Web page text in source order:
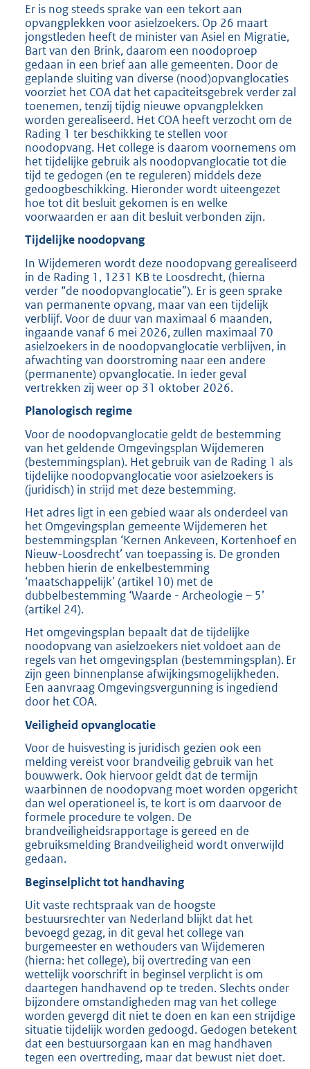
:
2
2
K
b
Er is nog steeds sprake van een tekort aan
opvangplekken voor asielzoekers. Op 26 maart
jongstleden heeft de minister van Asiel en Migratie,
Bart van den Brink, daarom een noodoproep
gedaan in een brief aan alle gemeenten. Door de
geplande sluiting van diverse (nood)opvanglocaties
voorziet het COA dat het capaciteitsgebrek verder zal
toenemen, tenzij tijdig nieuwe opvangplekken
worden gerealiseerd. Het COA heeft verzocht om de
Rading 1 ter beschikking te stellen voor
noodopvang. Het college is daarom voornemens om
het tijdelijke gebruik als noodopvanglocatie tot die
tijd te gedogen (en te reguleren) middels deze
gedoogbeschikking. Hieronder wordt uiteengezet
hoe tot dit besluit gekomen is en welke
voorwaarden er aan dit besluit verbonden zijn.
Tijdelijke noodopvang
In Wijdemeren wordt deze noodopvang gerealiseerd
in de Rading 1, 1231 KB te Loosdrecht, (hierna
verder “de noodopvanglocatie”). Er is geen sprake
van permanente opvang, maar van een tijdelijk
verblijf. Voor de duur van maximaal 6 maanden,
ingaande vanaf 6 mei 2026, zullen maximaal 70
asielzoekers in de noodopvanglocatie verblijven, in
afwachting van doorstroming naar een andere
(permanente) opvanglocatie. In ieder geval
vertrekken zij weer op 31 oktober 2026.
Planologisch regime
Voor de noodopvanglocatie geldt de bestemming
van het geldende Omgevingsplan Wijdemeren
(bestemmingsplan). Het gebruik van de Rading 1 als
tijdelijke noodopvanglocatie voor asielzoekers is
(juridisch) in strijd met deze bestemming.
Het adres ligt in een gebied waar als onderdeel van
het Omgevingsplan gemeente Wijdemeren het
bestemmingsplan ‘Kernen Ankeveen, Kortenhoef en
Nieuw-Loosdrecht’ van toepassing is. De gronden
hebben hierin de enkelbestemming
‘maatschappelijk’ (artikel 10) met de
dubbelbestemming ‘Waarde - Archeologie – 5’
(artikel 24).
Het omgevingsplan bepaalt dat de tijdelijke
noodopvang van asielzoekers niet voldoet aan de
regels van het omgevingsplan (bestemmingsplan). Er
zijn geen binnenplanse afwijkingsmogelijkheden.
Een aanvraag Omgevingsvergunning is ingediend
door het COA.
Veiligheid opvanglocatie
Voor de huisvesting is juridisch gezien ook een
melding vereist voor brandveilig gebruik van het
bouwwerk. Ook hiervoor geldt dat de termijn
waarbinnen de noodopvang moet worden opgericht
dan wel operationeel is, te kort is om daarvoor de
formele procedure te volgen. De
brandveiligheidsrapportage is gereed en de
gebruiksmelding Brandveiligheid wordt onverwijld
gedaan.
Beginselplicht tot handhaving
Uit vaste rechtspraak van de hoogste
bestuursrechter van Nederland blijkt dat het
bevoegd gezag, in dit geval het college van
burgemeester en wethouders van Wijdemeren
(hierna: het college), bij overtreding van een
wettelijk voorschrift in beginsel verplicht is om
daartegen handhavend op te treden. Slechts onder
bijzondere omstandigheden mag van het college
worden gevergd dit niet te doen en kan een strijdige
situatie tijdelijk worden gedoogd. Gedogen betekent
dat een bestuursorgaan kan en mag handhaven
tegen een overtreding, maar dat bewust niet doet.